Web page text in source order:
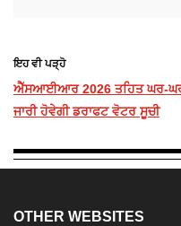
ਇਹ ਵੀ ਪੜ੍ਹੋ
ਐੱਸਆਈਆਰ 2026 ਤਹਿਤ ਘਰ-
ਜਾਰੀ ਹੋਵੇਗੀ ਡਰਾਫਟ ਵੋਟਰ ਸੂਚੀ
OTHER WEBSITES